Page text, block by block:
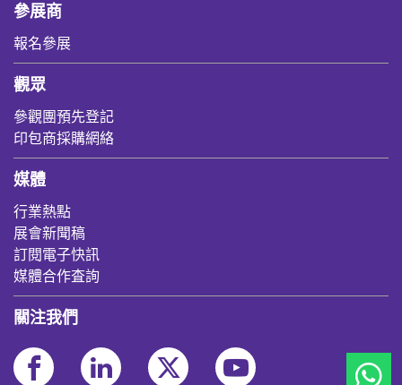
參展商
報名參展
觀眾
參觀團預先登記
印包商採購網絡
媒體
行業熱點
展會新聞稿
訂閱電子快訊
媒體合作査詢
關注我們